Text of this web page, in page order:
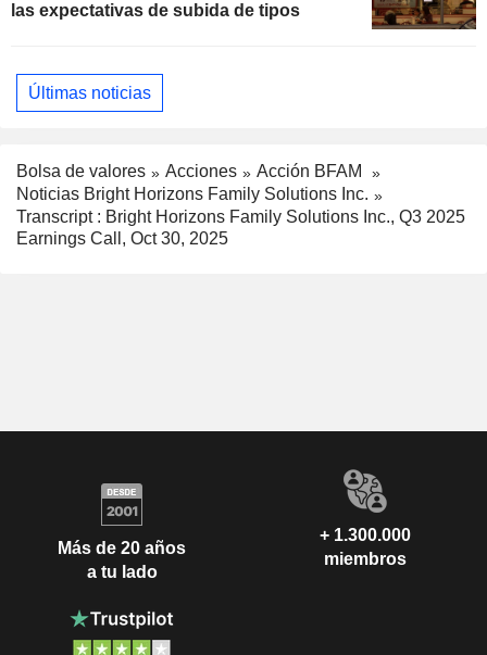
las expectativas de subida de tipos
Últimas noticias
Bolsa de valores Acciones
Acción BFAM
Noticias Bright Horizons Family Solutions Inc.
Transcript : Bright Horizons Family Solutions Inc., Q3 2025
Earnings Call, Oct 30, 2025
Más de 20 años
a tu lado
+ 1.300.000
miembros